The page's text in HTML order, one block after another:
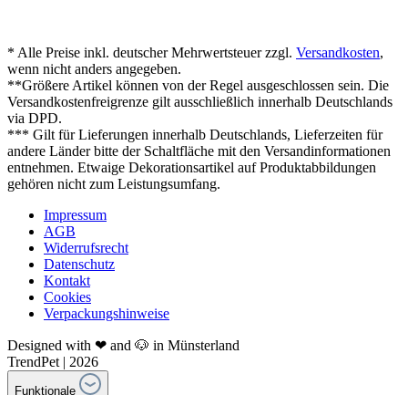
* Alle Preise inkl. deutscher Mehrwertsteuer zzgl. Versandkosten,
wenn nicht anders angegeben.
**Größere Artikel können von der Regel ausgeschlossen sein. Die
Versandkostenfreigrenze gilt ausschließlich innerhalb Deutschlands
via DPD.
*** Gilt für Lieferungen innerhalb Deutschlands, Lieferzeiten für
andere Länder bitte der Schaltfläche mit den Versandinformationen
entnehmen. Etwaige Dekorationsartikel auf Produktabbildungen
gehören nicht zum Leistungsumfang.
Impressum
AGB
Widerrufsrecht
Datenschutz
Kontakt
Cookies
Verpackungshinweise
Designed with ❤ and 🐶 in Münsterland
TrendPet | 2026
Funktionale